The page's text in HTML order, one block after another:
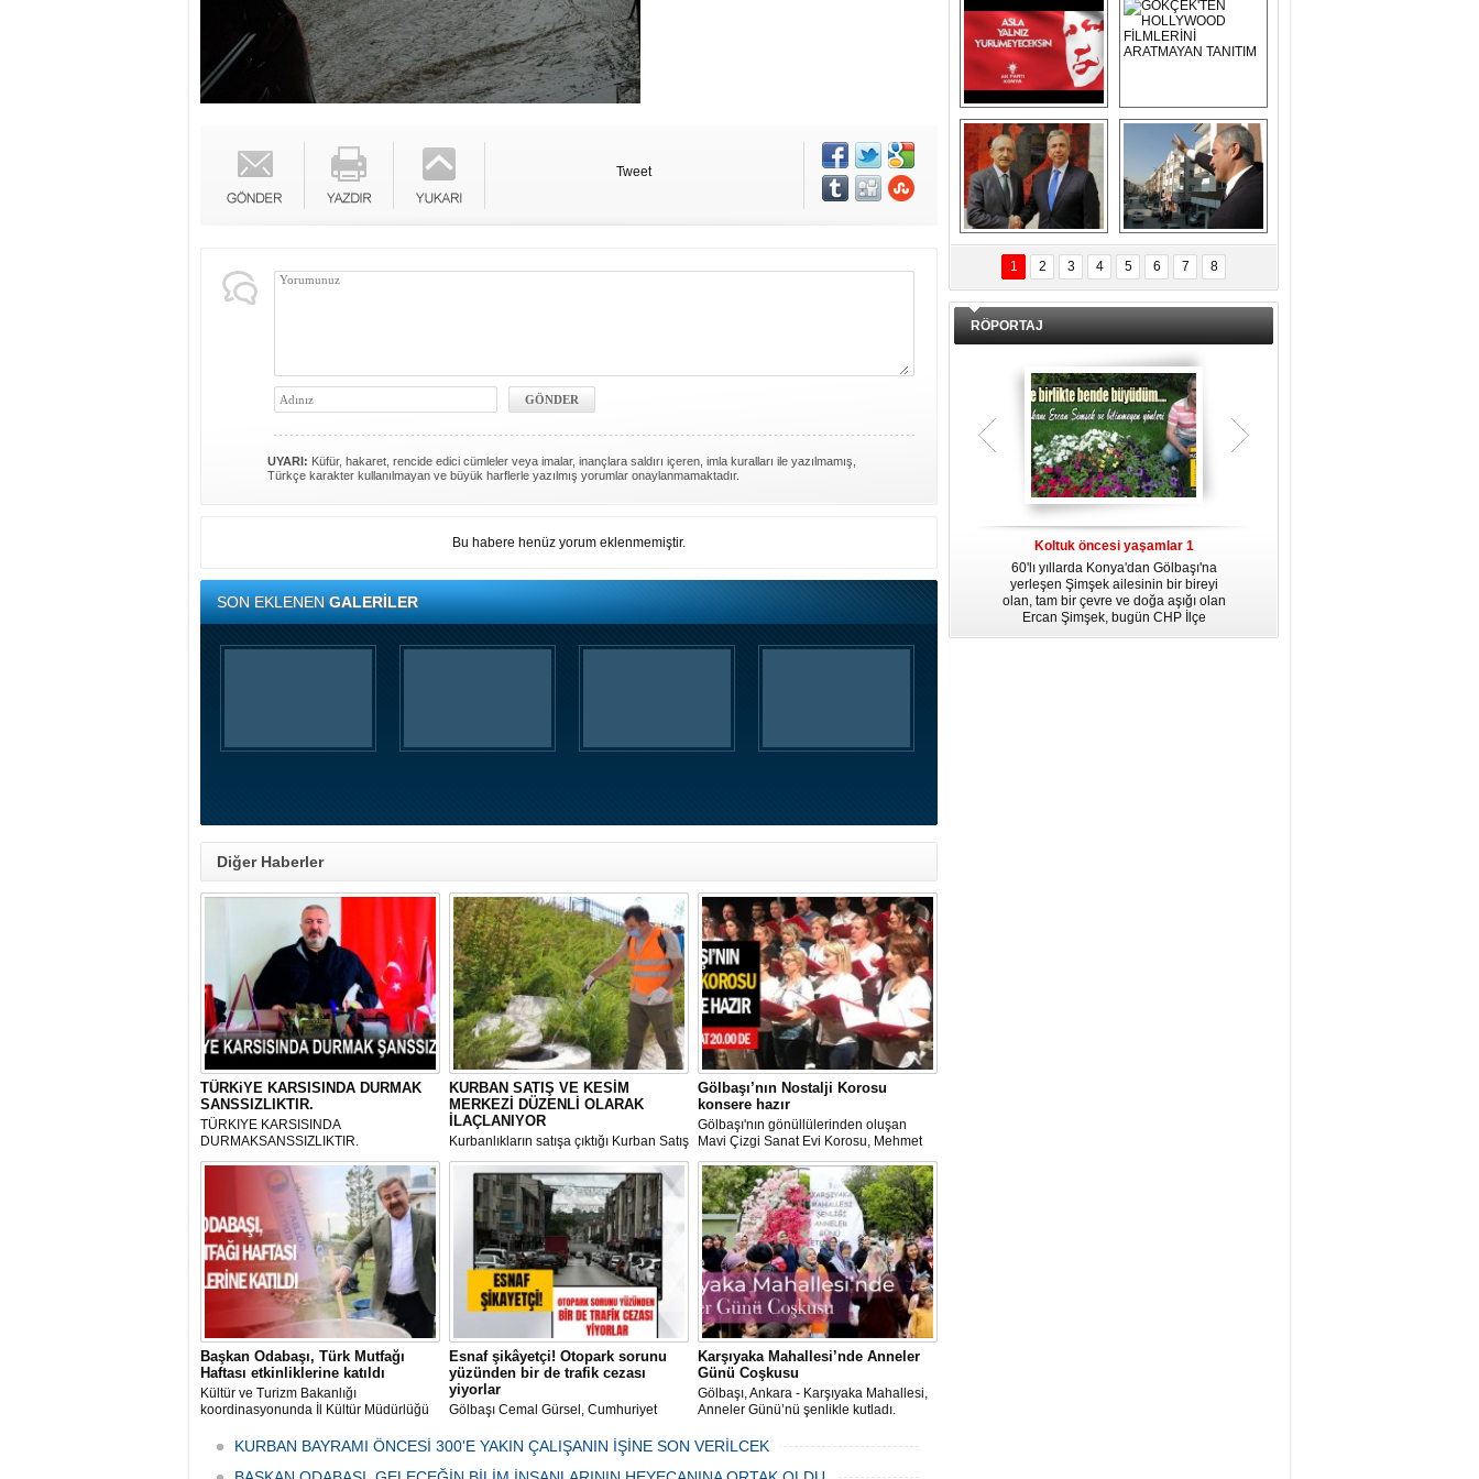
Tweet
UYARI: Küfür, hakaret, rencide edici cümleler veya imalar, inançlara saldırı içeren, imla kuralları ile yazılmamış,
Türkçe karakter kullanılmayan ve büyük harflerle yazılmış yorumlar onaylanmamaktadır.
Bu habere henüz yorum eklenmemiştir.
SON EKLENENGALERİLER
Diğer Haberler
TÜRKiYE KARSISINDA DURMAK
SANSSIZLIKTIR.
TÜRKIYE KARSISINDA
DURMAKSANSSIZLIKTIR.
KURBAN SATIŞ VE KESİM
MERKEZİ DÜZENLİ OLARAK
İLAÇLANIYOR
Kurbanlıkların satışa çıktığı Kurban Satış
ve Kesim Merkezi, haşere ve
mikropların önüne geçilmesi amacıyla
her gün Gölbaşı Belediyesi ekipleri
tarafından düzenli olarak ilaçlanıyor.
Gölbaşı’nın Nostalji Korosu
konsere hazır
Gölbaşı'nın gönüllülerinden oluşan
Mavi Çizgi Sanat Evi Korosu, Mehmet
Akif Ersoy Kültür Merkezi’nde vereceği
konsere hızır.
Başkan Odabaşı, Türk Mutfağı
Haftası etkinliklerine katıldı
Kültür ve Turizm Bakanlığı
koordinasyonunda İl Kültür Müdürlüğü
Haftası" etkinlikleri Ankara'da devam
Esnaf şikâyetçi! Otopark sorunu
yüzünden bir de trafik cezası
yiyorlar
Gölbaşı Cemal Gürsel, Cumhuriyet
bulunan esnaf ve alışverişe gelen
vatandaşlar park cezaları yüzünden
canından bezdi.
Karşıyaka Mahallesi’nde Anneler
Günü Coşkusu
Gölbaşı, Ankara - Karşıyaka Mahallesi,
Anneler Günü’nü şenlikle kutladı.
öncülüğünde düzenlenen 1. Karşıyaka
KURBAN BAYRAMI ÖNCESİ 300'E YAKIN ÇALIŞANIN İŞİNE SON VERİLCEK
06 Mayıs 2024 Pazartesi 15:47
Asla Yalnız
Yürümeyeceksin
Uzun Adam
GÖKÇEK'TEN
HOLLYWOOD
FİLMLERİNİ
ARATMAYAN
TANITIM
DAL İÇERİ ZÜBÜK!
ERCAN ŞİMŞEK
GÖLBAŞI'NDA
KASIRGA ETKİSİ
YARATTI !
1 2 3 4 5 6 7 8
RÖPORTAJ
Koltuk öncesi yaşamlar 1
60'lı yıllarda Konya'dan Gölbaşı'na
yerleşen Şimşek ailesinin bir bireyi
olan, tam bir çevre ve doğa aşığı olan
Ercan Şimşek, bugün CHP İlçe
Başkanlığı yaptığı Gölbaşı'nda yaşam
Teşrik tekbiri nedir? Ne anlama gelir?